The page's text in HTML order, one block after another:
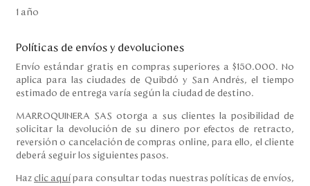
1 año
Políticas de envíos y devoluciones
Envío estándar gratis en compras superiores a $150.000. No
aplica para las ciudades de Quibdó y San Andrés, el tiempo
estimado de entrega varía según la ciudad de destino.
MARROQUINERA SAS otorga a sus clientes la posibilidad de
solicitar la devolución de su dinero por efectos de retracto,
reversión o cancelación de compras online, para ello, el cliente
deberá seguir los siguientes pasos.
Haz clic aquí para consultar todas nuestras políticas de envíos,